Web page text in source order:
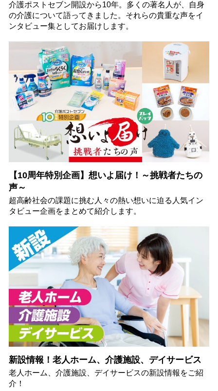
介護ポストセブン開設から10年。多くの著名人が、自身
の介護について語ってきました。それらの貴重な声をイ
ンタビュー集としてお届けします。
【10周年特別企画】想いよ届け！～挑戦者たちの
声～
超高齢社会の課題に挑む人々の熱い想いに迫る人気イン
タビュー企画をまとめて紹介します。
新設情報！老人ホーム、介護施設、デイサービス
老人ホーム、介護施設、デイサービスの新設情報をご紹
介！